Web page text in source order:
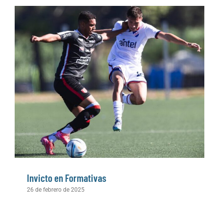
Invicto en Formativas
26 de febrero de 2025